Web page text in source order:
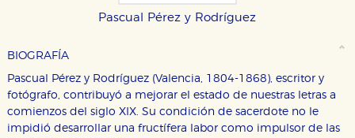
Pascual Pérez y Rodríguez
BIOGRAFÍA
Pascual Pérez y Rodríguez (Valencia, 1804-1868), escritor y
fotógrafo, contribuyó a mejorar el estado de nuestras letras a
comienzos del siglo XIX. Su condición de sacerdote no le
impidió desarrollar una fructífera labor como impulsor de las